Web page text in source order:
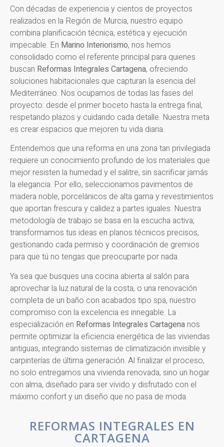
Con décadas de experiencia y cientos de proyectos
realizados en la Región de Murcia, nuestro equipo
combina planificación técnica, estética y ejecución
impecable. En Marino Interiorismo, nos hemos
consolidado como el referente principal para quienes
buscan Reformas Integrales Cartagena, ofreciendo
soluciones habitacionales que capturan la esencia del
Mediterráneo. Nos ocupamos de todas las fases del
proyecto: desde el primer boceto hasta la entrega final,
respetando plazos y cuidando cada detalle. Nuestra meta
es crear espacios que mejoren tu vida diaria.
Entendemos que una reforma en una zona tan privilegiada
requiere un conocimiento profundo de los materiales que
mejor resisten la humedad y el salitre, sin sacrificar jamás
la elegancia. Por ello, seleccionamos pavimentos de
madera noble, porcelánicos de alta gama y revestimientos
que aportan frescura y calidez a partes iguales. Nuestra
metodología de trabajo se basa en la escucha activa;
transformamos tus ideas en planos técnicos precisos,
gestionando cada permiso y coordinación de gremios
para que tú no tengas que preocuparte por nada.
Ya sea que busques una cocina abierta al salón para
aprovechar la luz natural de la costa, o una renovación
completa de un baño con acabados tipo spa, nuestro
compromiso con la excelencia es innegable. La
especialización en Reformas Integrales Cartagena nos
permite optimizar la eficiencia energética de las viviendas
antiguas, integrando sistemas de climatización invisible y
carpinterías de última generación. Al finalizar el proceso,
no solo entregamos una vivienda renovada, sino un hogar
con alma, diseñado para ser vivido y disfrutado con el
máximo confort y un diseño que no pasa de moda.
REFORMAS INTEGRALES EN
CARTAGENA